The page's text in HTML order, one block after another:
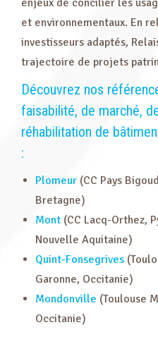
enjeux de concilier les
et environnementaux. En
investisseurs adaptés,
trajectoire de projets
Découvrez nos
faisabilité, de marché,
réhabilitation de
:
Plomeur (CC Pays
Bretagne)
Mont (CC Lacq-Orthez,
Nouvelle Aquitaine)
Quint-Fonsegrives
Garonne, Occitanie)
Mondonville (Toulouse
Occitanie)